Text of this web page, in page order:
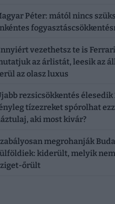
Péter: mától nincs
vezethetsz te is
az árlistát, leesik az
az olasz luxus
rezsicsökkentés élesedik
tízezreket spórolhat
aki most kivár?
megrohanják
kiderült, melyik
őrült